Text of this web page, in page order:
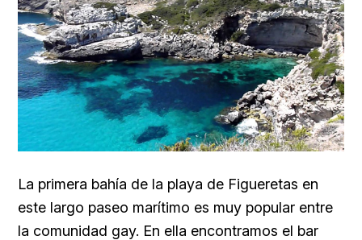
La primera bahía de la playa de Figueretas en
este largo paseo marítimo es muy popular entre
la comunidad gay. En ella encontramos el bar